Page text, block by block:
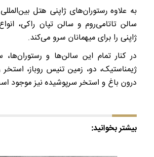
به علاوه‌ رستوران‌های ژاپنی هتل
سالن تاتامی‌روم و سالن تپان راکی‌،
ژاپنی را برای میهمانان سرو می‌کند.
در کنار تمام این سالن‌ها و
ژیمناستیک‌، دو، زمین تنیس روباز، استخر
درون باغ و استخر سرپوشیده نیز موجود
بیشتر بخوانید: